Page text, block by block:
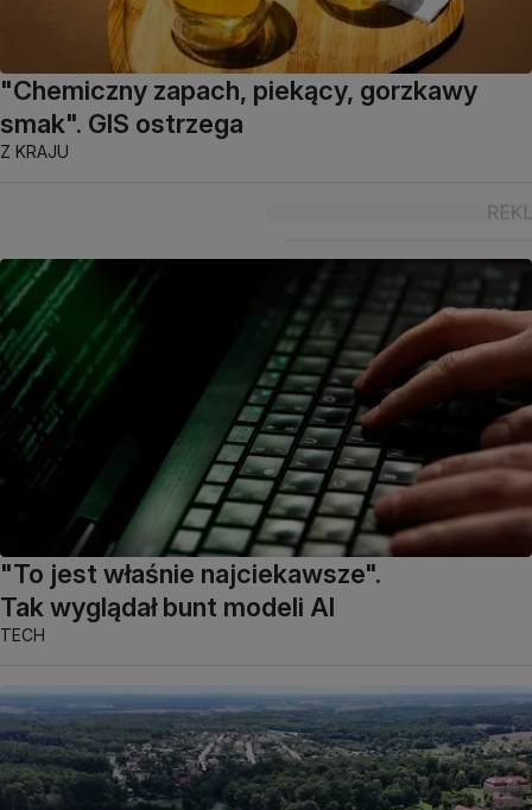
"Chemiczny zapach, piekący, gorzkawy
smak". GIS ostrzega
Z KRAJU
"To jest właśnie najciekawsze".
Tak wyglądał bunt modeli AI
TECH